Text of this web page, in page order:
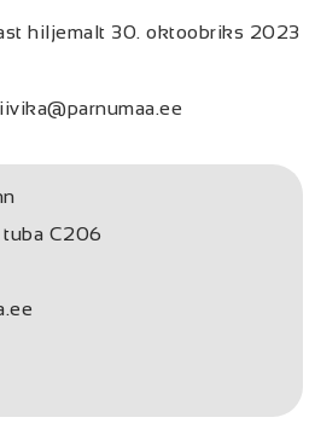
hiljemalt 30. oktoobriks 2023
C206